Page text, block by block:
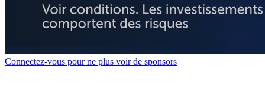
Connectez-vous pour ne plus voir de sponsors